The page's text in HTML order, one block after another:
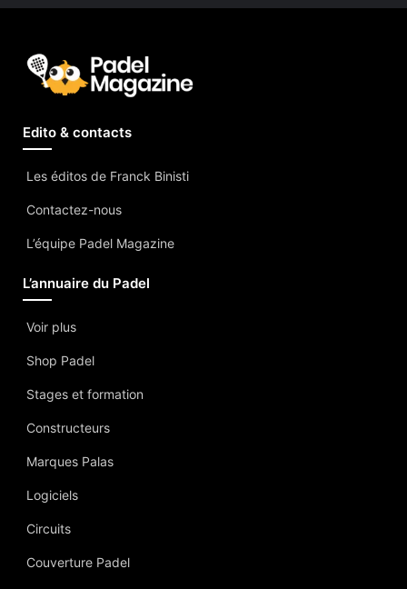
Edito & contacts
Les éditos de Franck Binisti
Contactez-nous
L’équipe Padel Magazine
L’annuaire du Padel
Voir plus
Shop Padel
Stages et formation
Constructeurs
Marques Palas
Logiciels
Circuits
Couverture Padel